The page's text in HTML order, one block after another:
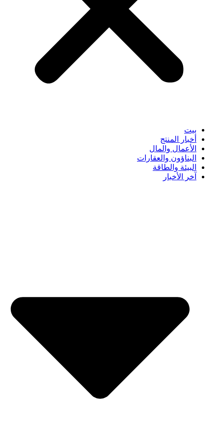
بيت
أخبار المنتج
الأعمال والمال
البناؤون والعقارات
البيئة والطاقة
آخر الأخبار